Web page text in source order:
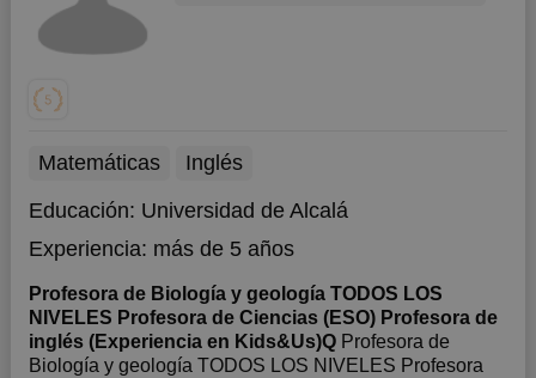
Matemáticas
Inglés
Educación: Universidad de Alcalá
Experiencia: más de 5 años
Profesora de Biología y geología TODOS LOS
NIVELES Profesora de Ciencias (ESO) Profesora de
inglés (Experiencia en Kids&Us)Q Profesora de
Biología y geología TODOS LOS NIVELES Profesora